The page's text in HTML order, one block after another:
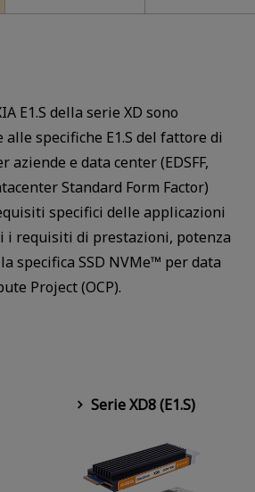
E1.S della serie XD sono
specifiche E1.S del fattore di
aziende e data center (EDSFF,
Standard Form Factor)
specifici delle applicazioni
i requisiti di prestazioni, potenza
specifica SSD NVMe™ per data
Project (OCP).
Serie XD8 (E1.S)